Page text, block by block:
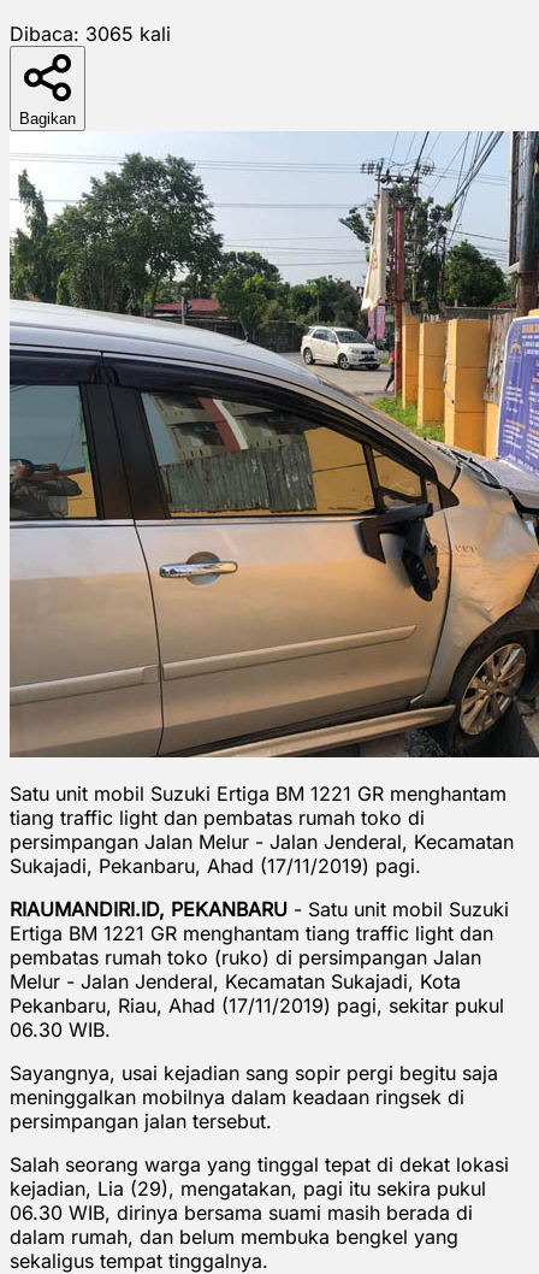
Dibaca: 3065 kali
Bagikan
Satu unit mobil Suzuki Ertiga BM 1221 GR menghantam
tiang traffic light dan pembatas rumah toko di
persimpangan Jalan Melur - Jalan Jenderal, Kecamatan
Sukajadi, Pekanbaru, Ahad (17/11/2019) pagi.
RIAUMANDIRI.ID, PEKANBARU - Satu unit mobil Suzuki
Ertiga BM 1221 GR menghantam tiang traffic light dan
pembatas rumah toko (ruko) di persimpangan Jalan
Melur - Jalan Jenderal, Kecamatan Sukajadi, Kota
Pekanbaru, Riau, Ahad (17/11/2019) pagi, sekitar pukul
06.30 WIB.
Sayangnya, usai kejadian sang sopir pergi begitu saja
meninggalkan mobilnya dalam keadaan ringsek di
persimpangan jalan tersebut.
Salah seorang warga yang tinggal tepat di dekat lokasi
kejadian, Lia (29), mengatakan, pagi itu sekira pukul
06.30 WIB, dirinya bersama suami masih berada di
dalam rumah, dan belum membuka bengkel yang
sekaligus tempat tinggalnya.